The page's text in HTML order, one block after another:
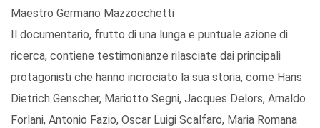
Maestro Germano Mazzocchetti
Il documentario, frutto di una lunga e puntuale azione di
ricerca, contiene testimonianze rilasciate dai principali
protagonisti che hanno incrociato la sua storia, come Hans
Dietrich Genscher, Mariotto Segni, Jacques Delors, Arnaldo
Forlani, Antonio Fazio, Oscar Luigi Scalfaro, Maria Romana